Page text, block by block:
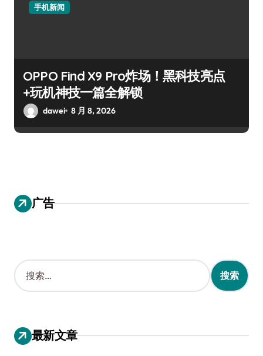
手机新闻
OPPO Find X9 Pro炸场！黑科技亮点
+玩机神技一篇全解锁
dawei 8 月 8, 2026
广告
搜
索
：
最新文章